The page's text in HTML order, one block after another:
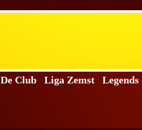
De Club Liga Zemst Legends